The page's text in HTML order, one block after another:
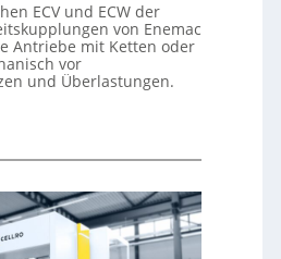
ECV und ECW der
von Enemac
Antriebe mit Ketten oder
vor
und Überlastungen.